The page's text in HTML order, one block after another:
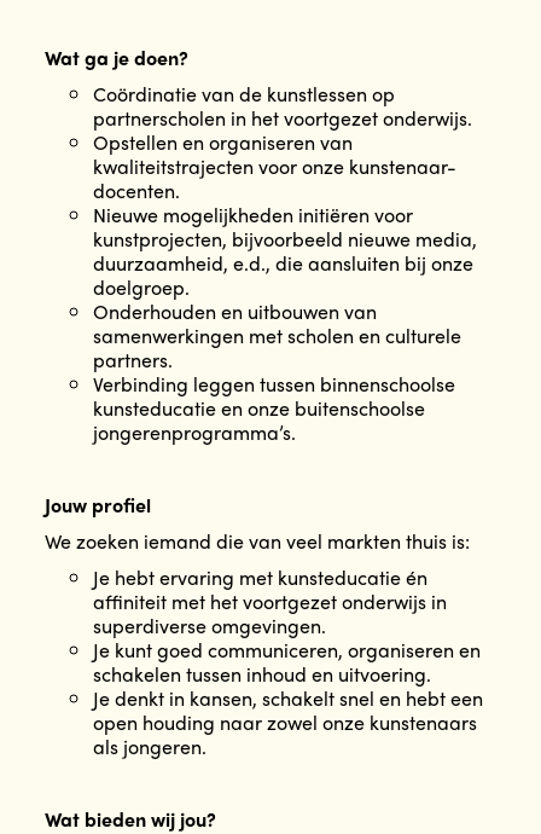
Wat ga je doen?
Coördinatie van de kunstlessen op
partnerscholen in het voortgezet onderwijs.
Opstellen en organiseren van
kwaliteitstrajecten voor onze kunstenaar-
docenten.
Nieuwe mogelijkheden initiëren voor
kunstprojecten, bijvoorbeeld nieuwe media,
duurzaamheid, e.d., die aansluiten bij onze
doelgroep.
Onderhouden en uitbouwen van
samenwerkingen met scholen en culturele
partners.
Verbinding leggen tussen binnenschoolse
kunsteducatie en onze buitenschoolse
jongerenprogramma’s.
Jouw profiel
We zoeken iemand die van veel markten thuis is:
Je hebt ervaring met kunsteducatie én
affiniteit met het voortgezet onderwijs in
superdiverse omgevingen.
Je kunt goed communiceren, organiseren en
schakelen tussen inhoud en uitvoering.
Je denkt in kansen, schakelt snel en hebt een
open houding naar zowel onze kunstenaars
als jongeren.
Wat bieden wij jou?